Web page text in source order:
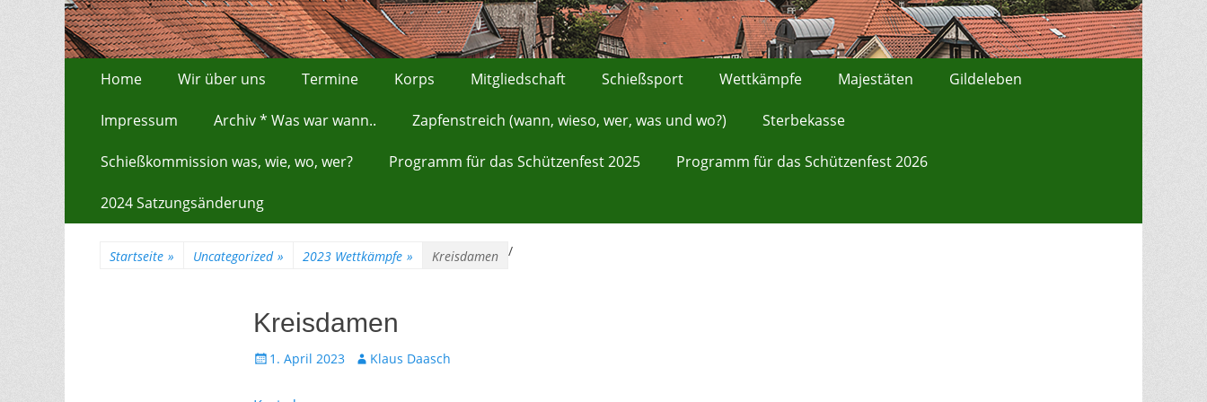
Erstes Menü
Inhalt:
Home Wir über uns Termine Korps Mitgliedschaft Schießsport Wettkämpfe Majestäten Gildeleben
Impressum Archiv * Was war wann.. Zapfenstreich (wann, wieso, wer, was und wo?) Sterbekasse
Schießkommission was, wie, wo, wer? Programm für das Schützenfest 2025 Programm für das Schützenfest 2026
2024 Satzungsänderung
Startseite » Uncategorized » /
2023 Wettkämpfe » Kreisdamen
Kreisdamen
Gepostet
1. April 2023 AutorKlaus Daasch